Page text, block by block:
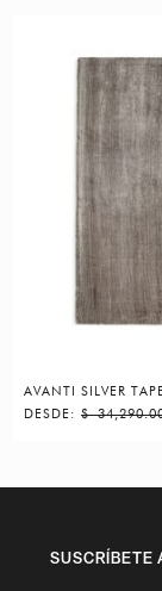
AVANTI SILVER
DESDE: $
SUSCRÍBETE